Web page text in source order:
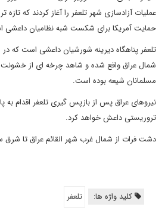
عملیات آزادسازی شهر تلعفر را آغاز کردند که
حمایت آمریکا برای شکست شبه نظامیان داعشی
شمال عراق واقع شده و شاهد چرخه ای از
مسلمانان شیعه بوده است.
نیروهای عراق پس از بازپس گیری تلعفر اقدام به
تروریستی داعش خواهد کرد.
دشت فرات از شمال غرب شهر القائم عراق تا شرق
کلید واژه ها: تلعفر